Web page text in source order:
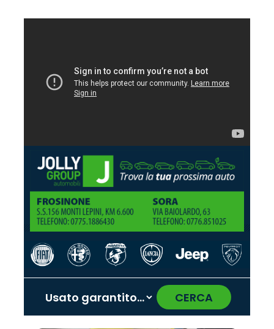
CERCA
‹ ›